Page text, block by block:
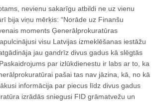
nevienu sakarīgu atbildi ne uz vienu
bija viņu mērķis: “Norāde uz Finanšu
moments Ģenerālprokuratūras
visu Latvijas izmeklēšanas iestāžu
jau gandrīz divus gadus kā slēgtās
par izlūkdienestu ir labs ar to, ka
pašai tas nav jāzina, kā, no kā
informācija par piecus līdz divus gadus
izrādās sniegusi FID grāmatvežu un